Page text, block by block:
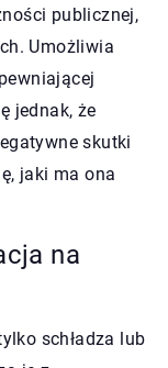
publicznej,
Umożliwia
jednak, że
skutki
jaki ma ona
na
schładza lub